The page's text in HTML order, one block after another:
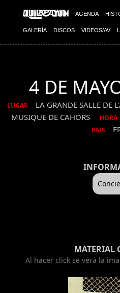
AGENDA
GALERÍA DISCOS VIDEOS/AV
4 DE
LUGAR
LA GRANDE SALLE DE
MUSIQUE DE CAHORS
HORA
PAIS
MATERIAL
Al hacer click se verá la